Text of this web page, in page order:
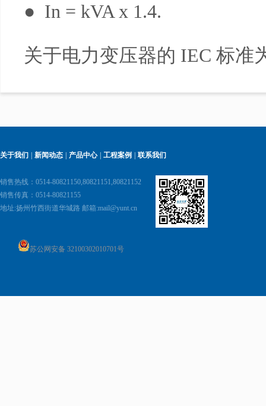
● In = kVA x 1.4.
关于电力变压器的 IEC 标准
关于我们 新闻动态 产品中心 工程案例 联系我们
销售热线：0514-80821150,80821151,80821152
销售传真：0514-80821155
地址:扬州竹西街道华城路 邮箱:mail@yunt.cn
苏公网安备 32100302010701号